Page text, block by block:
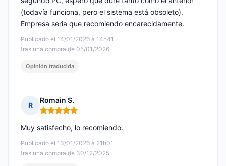
Publicado el 14/01/2026 à 14h41
tras una compra de 05/01/2026
(todavía funciona, pero el sistema está obsoleto).
Empresa seria que recomiendo encarecidamente.
Opinión traducida
R
Romain S.
Nota: 5 de 5
Publicado el 13/01/2026 à 21h01
tras una compra de 30/12/2025
Muy satisfecho, lo recomiendo.